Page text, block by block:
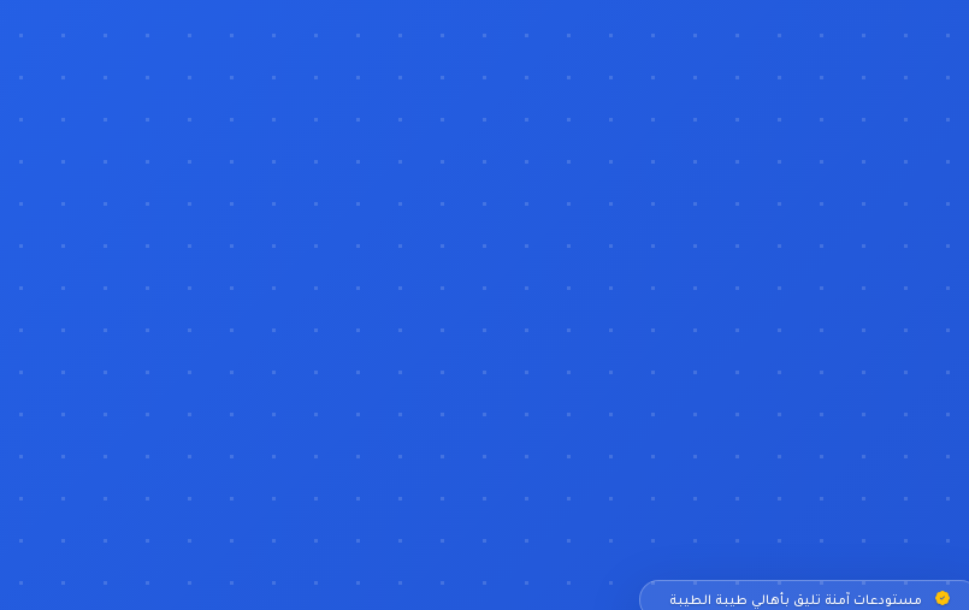
مستودعات آمنة تليق بأهالي طيبة الطيبة